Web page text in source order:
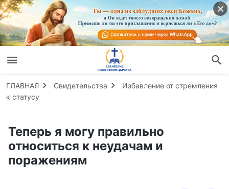
ГЛАВНАЯ Свидетельства
Избавление от стремления
к статусу
Теперь я могу правильно
относиться к неудачам и
поражениям